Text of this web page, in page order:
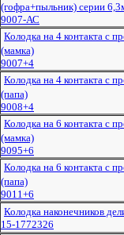
(гофра+пыльник) серии
9007-АС
Колодка на 4 контакта с
(мамка)
9007+4
Колодка на 4 контакта с
(папа)
9008+4
Колодка на 6 контакта с
(мамка)
9095+6
Колодка на 6 контакта с
(папа)
9011+6
Колодка наконечников
15-1772326